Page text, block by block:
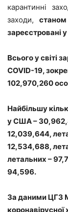
карантинні
заходи,
зареєстровані
Всього у світі
COVID-19,
102,970,260
Найбільшу
у США –
12,039,644,
12,534,688,
летальних –
94,596.
За даними ЦГЗ